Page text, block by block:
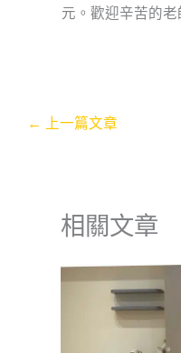
元。歡迎辛苦的
← 上一篇文章
相關文章